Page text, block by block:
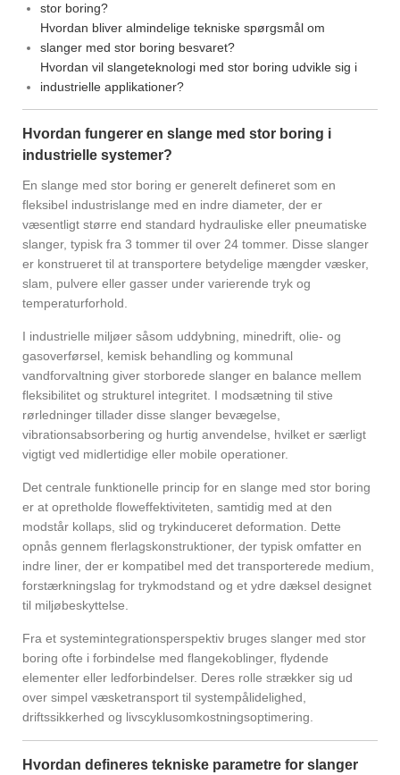
stor boring?
Hvordan bliver almindelige tekniske spørgsmål om
slanger med stor boring besvaret?
Hvordan vil slangeteknologi med stor boring udvikle sig i
industrielle applikationer?
Hvordan fungerer en slange med stor boring i
industrielle systemer?
En slange med stor boring er generelt defineret som en
fleksibel industrislange med en indre diameter, der er
væsentligt større end standard hydrauliske eller pneumatiske
slanger, typisk fra 3 tommer til over 24 tommer. Disse slanger
er konstrueret til at transportere betydelige mængder væsker,
slam, pulvere eller gasser under varierende tryk og
temperaturforhold.
I industrielle miljøer såsom uddybning, minedrift, olie- og
gasoverførsel, kemisk behandling og kommunal
vandforvaltning giver storborede slanger en balance mellem
fleksibilitet og strukturel integritet. I modsætning til stive
rørledninger tillader disse slanger bevægelse,
vibrationsabsorbering og hurtig anvendelse, hvilket er særligt
vigtigt ved midlertidige eller mobile operationer.
Det centrale funktionelle princip for en slange med stor boring
er at opretholde floweffektiviteten, samtidig med at den
modstår kollaps, slid og trykinduceret deformation. Dette
opnås gennem flerlagskonstruktioner, der typisk omfatter en
indre liner, der er kompatibel med det transporterede medium,
forstærkningslag for trykmodstand og et ydre dæksel designet
til miljøbeskyttelse.
Fra et systemintegrationsperspektiv bruges slanger med stor
boring ofte i forbindelse med flangekoblinger, flydende
elementer eller ledforbindelser. Deres rolle strækker sig ud
over simpel væsketransport til systempålidelighed,
driftssikkerhed og livscyklusomkostningsoptimering.
Hvordan defineres tekniske parametre for slanger